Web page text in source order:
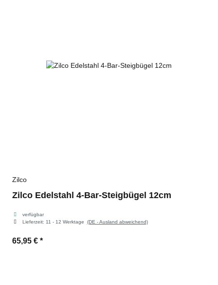
Zilco
Zilco Edelstahl 4-Bar-Steigbügel 12cm
verfügbar
Lieferzeit: 11 - 12 Werktage (DE - Ausland abweichend)
65,95 € *